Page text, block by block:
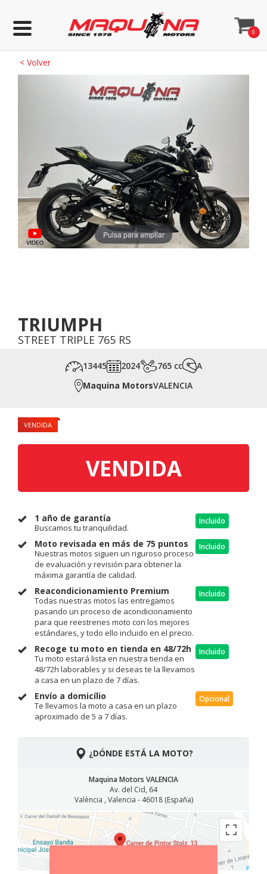
0
< Volver
Pulsa para ampliar
TRIUMPH
STREET TRIPLE 765 RS
13445 2024 765 cc
A
Maquina MotorsVALENCIA
VENDIDA
VENDIDA
1 año de garantía
Buscamos tu tranquilidad.
Incluido
Moto revisada en más de 75 puntos
Nuestras motos siguen un riguroso proceso
de evaluación y revisión para obtener la
máxima garantía de calidad.
Incluido
Reacondicionamiento Premium
Todas nuestras motos las entregamos
pasando un proceso de acondicionamiento
para que reestrenes moto con los mejores
estándares, y todo ello incluido en el precio.
Incluido
Recoge tu moto en tienda en 48/72h
Tu moto estará lista en nuestra tienda en
48/72h laborables y si deseas te la llevamos
a casa en un plazo de 7 días.
Incluido
Envío a domicílio
Te llevamos la moto a casa en un plazo
aproximado de 5 a 7 días.
Opcional
¿DÓNDE ESTÁ LA MOTO?
Maquina Motors VALENCIA
Av. del Cid, 64
València , Valencia - 46018 (España)